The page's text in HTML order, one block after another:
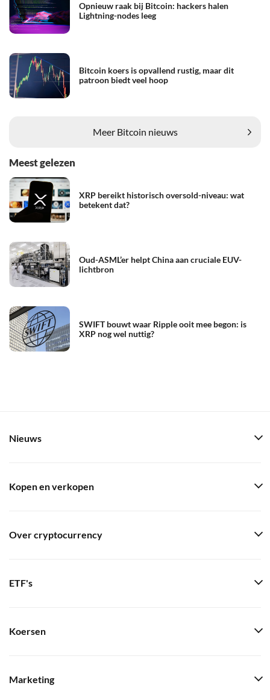
Opnieuw raak bij Bitcoin: hackers halen
Lightning-nodes leeg
Bitcoin koers is opvallend rustig, maar dit
patroon biedt veel hoop
Meer Bitcoin nieuws
Meest gelezen
XRP bereikt historisch oversold-niveau: wat
betekent dat?
Oud-ASML’er helpt China aan cruciale EUV-
lichtbron
SWIFT bouwt waar Ripple ooit mee begon: is
XRP nog wel nuttig?
Nieuws
Kopen en verkopen
Over cryptocurrency
ETF's
Koersen
Marketing